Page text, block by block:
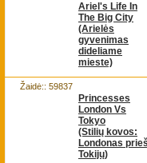
Ariel's Life In
The Big City
(Arielės
gyvenimas
dideliame
mieste)
Princesses
London Vs
Tokyo
(Stilių kovos:
Londonas prieš
Tokijų)
Žaidė:: 59837